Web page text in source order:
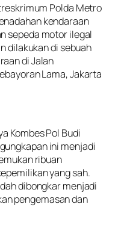
Polda Metro
kendaraan
sepeda motor ilegal
dilakukan di sebuah
di Jalan
Lama, Jakarta
Kombes Pol Budi
ini menjadi
ribuan
yang sah.
dibongkar menjadi
pengemasan dan